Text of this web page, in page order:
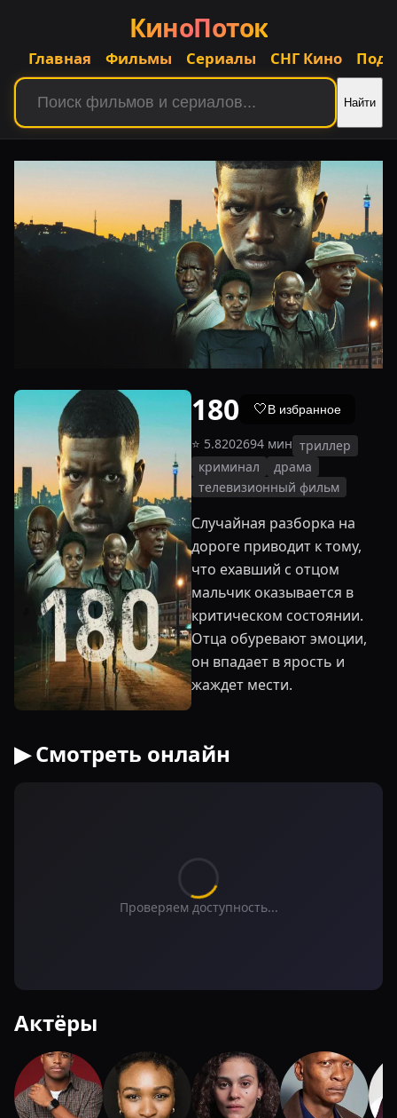
КиноПоток
Главная Фильмы Сериалы СНГ Кино
Найти
180 🤍В избранное
⭐ 5.8202694 мин триллер
криминал
драма
телевизионный фильм
Случайная разборка на
дороге приводит к тому,
что ехавший с отцом
мальчик оказывается в
критическом состоянии.
Отца обуревают эмоции,
он впадает в ярость и
жаждет мести.
▶ Смотреть онлайн
Проверяем доступность...
Актёры